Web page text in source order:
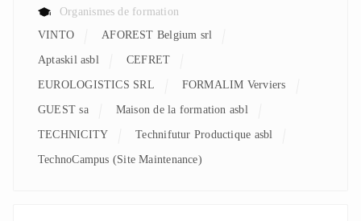
Organismes de formation
VINTO
AFOREST Belgium srl
aptaskil asbl CEFRET
EUROLOGISTICS SRL FORMALIM Verviers
GUEST sa Maison de la formation asbl
TECHNICITY Technifutur Productique asbl
TechnoCampus (Site Maintenance)